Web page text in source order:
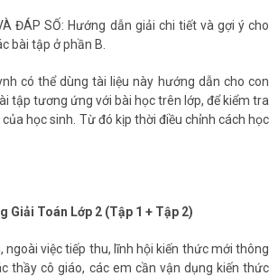
VÀ ĐÁP SỐ: Hướng dẫn giải chi tiết và gợi ý cho
bài tập ở phần B.
có thể dùng tài liệu này hướng dẫn cho con
tập tương ứng với bài học trên lớp, để kiểm tra
học sinh. Từ đó kịp thời điều chỉnh cách học
Giải Toán Lớp 2 (Tập 1 + Tập 2)
ngoài việc tiếp thu, lĩnh hội kiến thức mới thông
thầy cô giáo, các em cần vận dụng kiến thức